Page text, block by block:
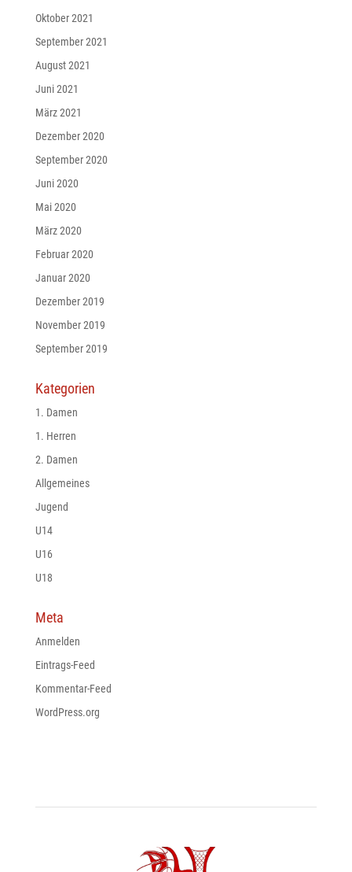
Oktober 2021
September 2021
August 2021
Juni 2021
März 2021
Dezember 2020
September 2020
Juni 2020
Mai 2020
März 2020
Februar 2020
Januar 2020
Dezember 2019
November 2019
September 2019
Kategorien
1. Damen
1. Herren
2. Damen
Allgemeines
Jugend
U14
U16
U18
Meta
Anmelden
Eintrags-Feed
Kommentar-Feed
WordPress.org